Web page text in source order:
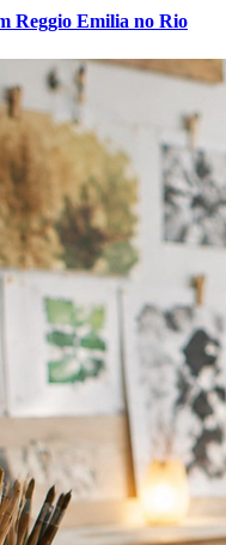
Reggio Emilia no Rio